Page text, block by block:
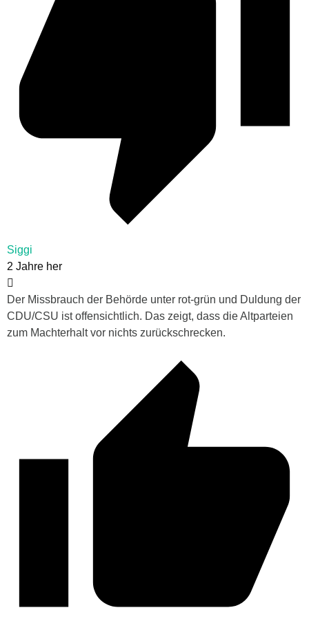
Siggi
2 Jahre her
Der Missbrauch der Behörde unter rot-grün und Duldung der
CDU/CSU ist offensichtlich. Das zeigt, dass die Altparteien
zum Machterhalt vor nichts zurückschrecken.